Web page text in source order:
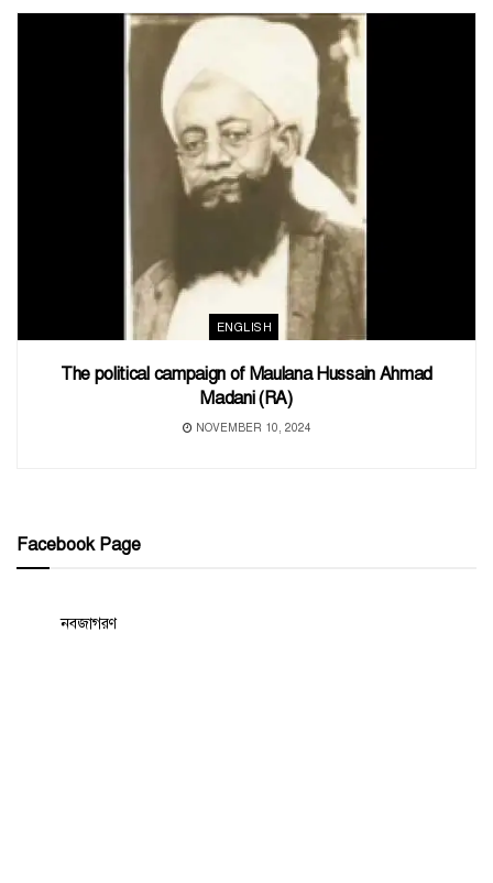
ENGLISH
The political campaign of Maulana Hussain Ahmad
Madani (RA)
NOVEMBER 10, 2024
Facebook Page
নবজাগরণ